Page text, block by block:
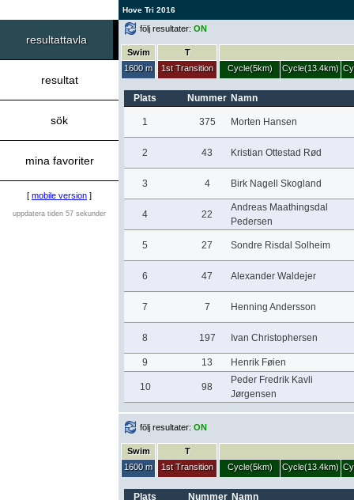
Hove Tri 2016
resultattavla
resultat
sök
mina favoriter
[ mobile version ]
uppdatera tiden 57 sekunder
följ resultater: ON
Swim
1600 m
T
1st Transition
Cycle(5km) Cycle(13.4km)
Plats Nummer Namn
1 375 Morten Hansen
2 43 Kristian Ottestad Rød
3 4 Birk Nagell Skogland
4 22
Andreas Maathingsdal
Pedersen
5 27 Sondre Risdal Solheim
6 47 Alexander Waldejer
7 7 Henning Andersson
8 197 Ivan Christophersen
9 13 Henrik Føien
10 98
Peder Fredrik Kavli
Jørgensen
följ resultater: ON
Swim
1600 m
T
1st Transition
Cycle(5km) Cycle(13.4km)
Plats Nummer Namn